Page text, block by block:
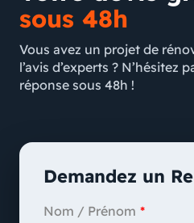
sous 48h
Vous avez un projet de
l’avis d’experts ? N’hésitez
réponse sous 48h !
Demandez un
Nom / Prénom